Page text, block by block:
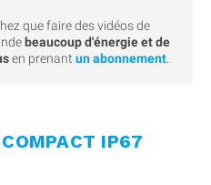
que faire des vidéos de
beaucoup d'énergie et de
en prenant un abonnement
IP67